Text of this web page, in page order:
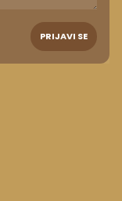
PRIJAVI SE